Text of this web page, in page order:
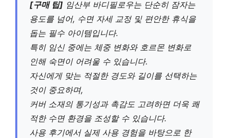
[구매 팁] 임산부 바디필로우는 단순히 잠자는
용도를 넘어, 수면 자세 교정 및 편안한 휴식을
돕는 필수 아이템입니다.
특히 임신 중에는 체중 변화와 호르몬 변화로
인해 숙면이 어려울 수 있습니다.
자신에게 맞는 적절한 경도와 길이를 선택하는
것이 중요하며,
커버 소재의 통기성과 촉감도 고려하면 더욱 쾌
적한 수면 환경을 조성할 수 있습니다.
사용 후기에서 실제 사용 경험을 바탕으로 한